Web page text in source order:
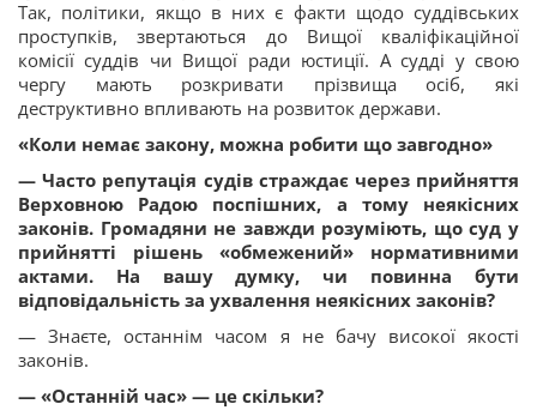
Так, політики, якщо в них є факти щодо суддівських
проступків, звертаються до Вищої кваліфікаційної
комісії суддів чи Вищої ради юстиції. А судді у свою
чергу мають розкривати прізвища осіб, які
деструктивно впливають на розвиток держави.
«Коли немає закону, можна робити що завгодно»
— Часто репутація судів страждає через прийняття
Верховною Радою поспішних, а тому неякісних
законів. Громадяни не завжди розуміють, що суд у
прийнятті рішень «обмежений» нормативними
актами. На вашу думку, чи повинна бути
відповідальність за ухвалення неякісних законів?
— Знаєте, останнім часом я не бачу високої якості
законів.
— «Останній час» — це скільки?